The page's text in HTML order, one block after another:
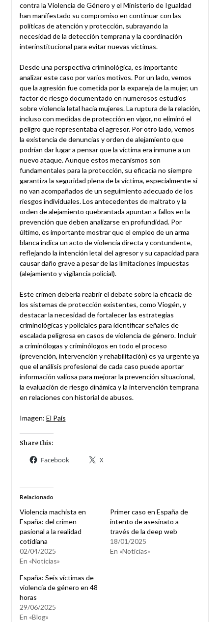
contra la Violencia de Género y el Ministerio de Igualdad
han manifestado su compromiso en continuar con las
políticas de atención y protección, subrayando la
necesidad de la detección temprana y la coordinación
interinstitucional para evitar nuevas víctimas.
Desde una perspectiva criminológica, es importante
analizar este caso por varios motivos. Por un lado, vemos
que la agresión fue cometida por la expareja de la mujer, un
factor de riesgo documentado en numerosos estudios
sobre violencia letal hacia mujeres. La ruptura de la relación,
incluso con medidas de protección en vigor, no eliminó el
peligro que representaba el agresor. Por otro lado, vemos
la existencia de denuncias y orden de alejamiento que
podrían dar lugar a pensar que la víctima era inmune a un
nuevo ataque. Aunque estos mecanismos son
fundamentales para la protección, su eficacia no siempre
garantiza la seguridad plena de la víctima, especialmente si
no van acompañados de un seguimiento adecuado de los
riesgos individuales. Los antecedentes de maltrato y la
orden de alejamiento quebrantada apuntan a fallos en la
prevención que deben analizarse en profundidad. Por
último, es importante mostrar que el empleo de un arma
blanca indica un acto de violencia directa y contundente,
reflejando la intención letal del agresor y su capacidad para
causar daño grave a pesar de las limitaciones impuestas
(alejamiento y vigilancia policial).
Este crimen debería reabrir el debate sobre la eficacia de
los sistemas de protección existentes, como Viogén, y
destacar la necesidad de fortalecer las estrategias
criminológicas y policiales para identificar señales de
escalada peligrosa en casos de violencia de género. Incluir
a criminólogas y criminólogos en todo el proceso
(prevención, intervención y rehabilitación) es ya urgente ya
que el análisis profesional de cada caso puede aportar
información valiosa para mejorar la prevención situacional,
la evaluación de riesgo dinámica y la intervención temprana
en relaciones con historial de abusos.
Imagen: El País
Share this:
Facebook X
Relacionado
Violencia machista en
España: del crimen
pasional a la realidad
cotidiana
02/04/2025
En «Noticias»
Primer caso en España de
intento de asesinato a
través de la deep web
18/01/2025
En «Noticias»
España: Seis víctimas de
violencia de género en 48
horas
29/06/2025
En «Blog»